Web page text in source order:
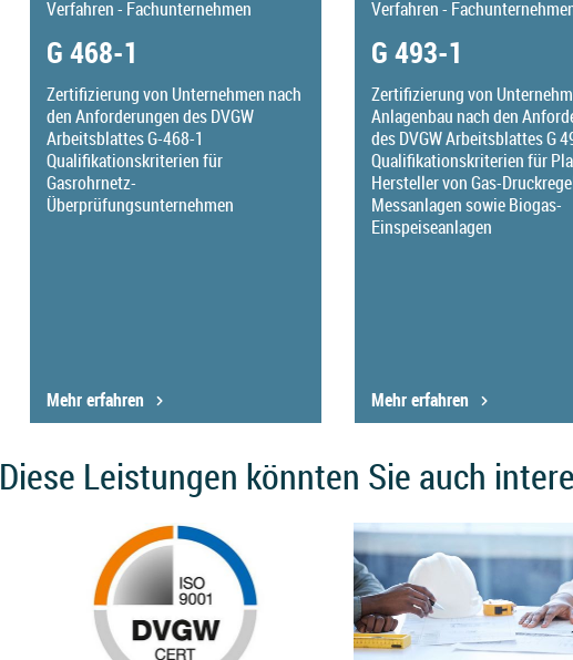
Verfahren - Fachunternehmen
G 468-1
Zertifizierung von Unternehmen nach
den Anforderungen des DVGW
Arbeitsblattes G-468-1
Qualifikationskriterien für
Gasrohrnetz-
Überprüfungsunternehmen
Mehr erfahren
Verfahren -
G 493-1
Zertifizierung von
Anlagenbau nach den
des DVGW Arbeitsblattes G
Qualifikationskriterien für
Hersteller von Gas-
Messanlagen sowie Biogas-
Einspeiseanlagen
Mehr erfahren
Diese Leistungen könnten Sie auch